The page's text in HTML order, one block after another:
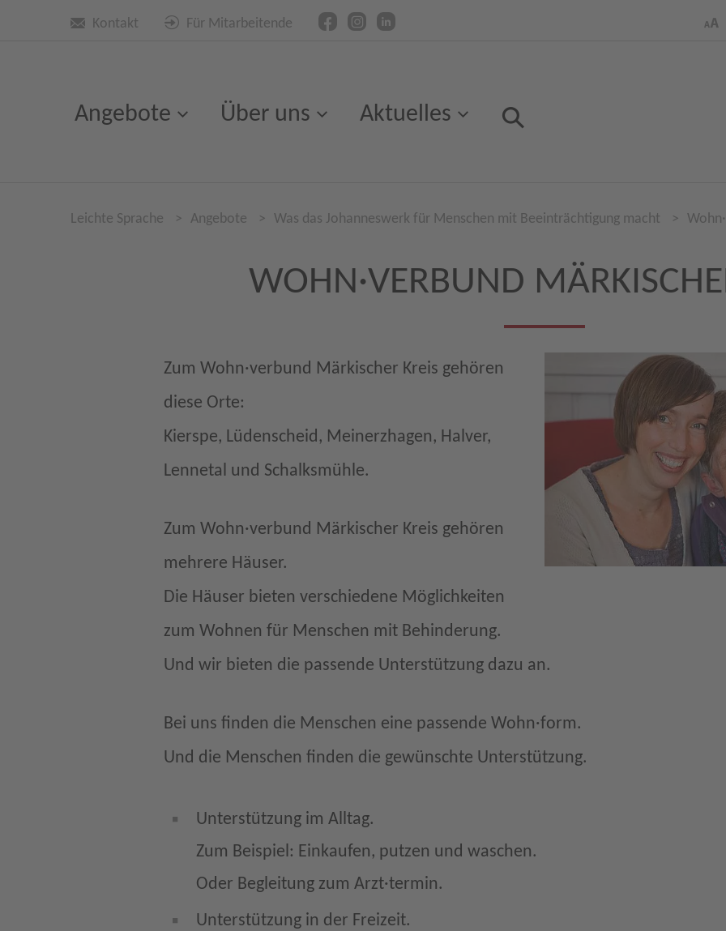
Kontakt Für Mitarbeitende
Angebote Über uns Aktuelles
Leichte Sprache > Angebote > Was das Johanneswerk für Menschen mit Beeinträchtigung macht >
WOHN·VERBUND
Zum Wohn·verbund Märkischer Kreis gehören
diese Orte:
Kierspe, Lüdenscheid, Meinerzhagen, Halver,
Lennetal und Schalksmühle.
Zum Wohn·verbund Märkischer Kreis gehören
mehrere Häuser.
Die Häuser bieten verschiedene Möglichkeiten
zum Wohnen für Menschen mit Behinderung.
Und wir bieten die passende Unterstützung dazu an.
Bei uns finden die Menschen eine passende Wohn·form.
Und die Menschen finden die gewünschte Unterstützung.
Unterstützung im Alltag.
Zum Beispiel: Einkaufen, putzen und waschen.
Oder Begleitung zum Arzt·termin.
Unterstützung in der Freizeit.